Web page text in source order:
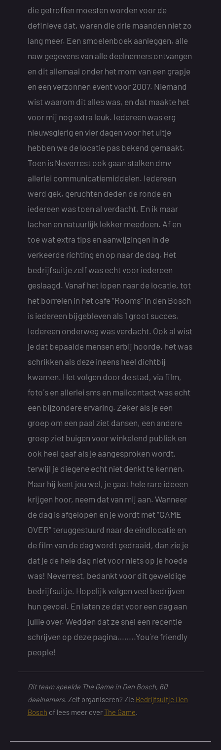
die getroffen moesten worden voor de
definieve dat, waren die drie maanden niet zo
lang meer. Een smoelenboek aanleggen, alle
naw gegevens van alle deelnemers ontvangen
en dit allemaal onder het mom van een grapje
en een verzonnen event voor 2007. Niemand
wist waarom dit alles was, en dat maakte het
voor mij nog extra leuk. Iedereen was erg
nieuwsgierig en vier dagen voor het uitje
hebben we de locatie pas bekend gemaakt.
Toen is Neverrest ook gaan stalken dmv
allerlei communicatiemiddelen. Iedereen
werd gek, geruchten deden de ronde en
iedereen was toen al verdacht. En ik maar
lachen en natuurlijk lekker meedoen. Af en
toe wat extra tips en aanwijzingen in de
verkeerde richting en op naar de dag. Het
bedrijfsuitje zelf was echt voor iedereen
geslaagd. Vanaf het lopen naar de locatie, tot
het borrelen in het cafe “Rooms” in den Bosch
is iedereen bijgebleven als 1 groot succes.
Iedereen onderweg was verdacht. Ook al wist
je dat bepaalde mensen erbij hoorde, het was
schrikken als deze ineens heel dichtbij
kwamen. Het volgen door de stad, via film,
foto´s en allerlei sms en mailcontact was echt
een bijzondere ervaring. Zeker als je een
groep om een paal ziet dansen, een andere
groep ziet buigen voor winkelend publiek en
ook heel gaaf als je aangesproken wordt,
terwijl je diegene echt niet denkt te kennen.
Maar hij kent jou wel, je gaat hele rare ideeen
krijgen hoor, neem dat van mij aan. Wanneer
de dag is afgelopen en je wordt met “GAME
OVER” teruggestuurd naar de eindlocatie en
de film van de dag wordt gedraaid, dan zie je
dat je de hele dag niet voor niets op je hoede
was! Neverrest, bedankt voor dit geweldige
bedrijfsuitje. Hopelijk volgen veel bedrijven
hun gevoel. En laten ze dat voor een dag aan
jullie over. Wedden dat ze snel een recentie
schrijven op deze pagina……..You´re friendly
people!
Dit team speelde The Game in Den Bosch, 60
deelnemers. Zelf organiseren? Zie Bedrijfsuitje Den
Bosch of lees meer overThe Game.